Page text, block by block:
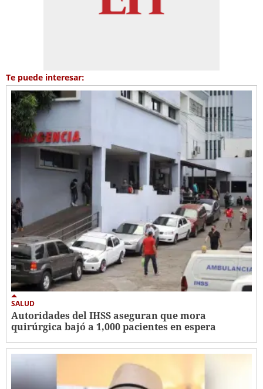
Te puede interesar:
SALUD
Autoridades del IHSS aseguran que mora
quirúrgica bajó a 1,000 pacientes en espera